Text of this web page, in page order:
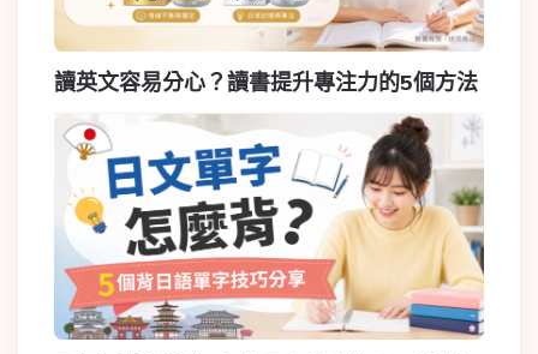
讀英文容易分心？讀書提升專注力的5個方法